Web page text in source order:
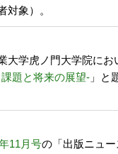
対象）。
大学虎ノ門大学院にお
題と将来の展望‐ 」と
11月号の「出版ニュ